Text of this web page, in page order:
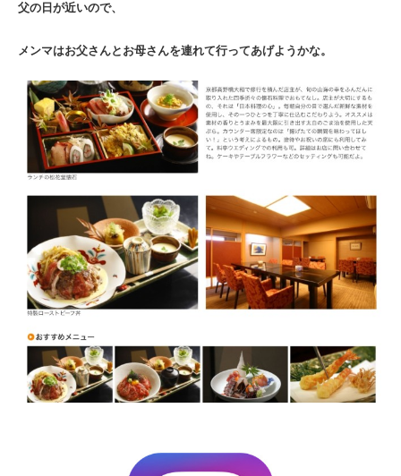
父の日が近いので、
メンマはお父さんとお母さんを連れて行ってあげようかな。